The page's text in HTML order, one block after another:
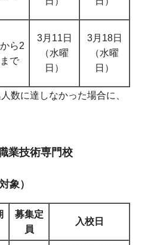
ら2
で
3月11日
（水曜
日）
3月18日
（水曜
日）
数に達しなかった場合に、
業技術専門校
象）
募集定
員
入校日